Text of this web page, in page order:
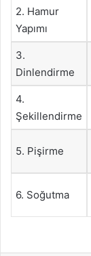
2. Hamur
Yapımı
3.
Dinlendirme
4.
Şekillendirme
5. Pişirme
6. Soğutma